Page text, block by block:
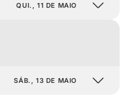
QUI., 11 DE MAIO
SÁB., 13 DE MAIO